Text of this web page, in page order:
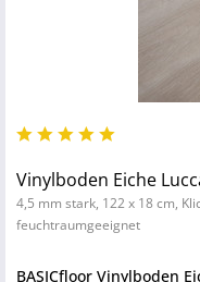
Vinylboden Eiche
4,5 mm stark, 122 x 18 cm,
feuchtraumgeeignet
BASICfloor Vinylboden